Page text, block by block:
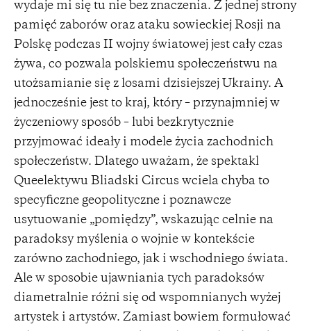
wydaje mi się tu nie bez znaczenia. Z jednej strony
pamięć zaborów oraz ataku sowieckiej Rosji na
Polskę podczas II wojny światowej jest cały czas
żywa, co pozwala polskiemu społeczeństwu na
utożsamianie się z losami dzisiejszej Ukrainy. A
jednocześnie jest to kraj, który – przynajmniej w
życzeniowy sposób – lubi bezkrytycznie
przyjmować ideały i modele życia zachodnich
społeczeństw. Dlatego uważam, że spektakl
Queelektywu Bliadski Circus wciela chyba to
specyficzne geopolityczne i poznawcze
usytuowanie „pomiędzy”, wskazując celnie na
paradoksy myślenia o wojnie w kontekście
zarówno zachodniego, jak i wschodniego świata.
Ale w sposobie ujawniania tych paradoksów
diametralnie różni się od wspomnianych wyżej
artystek i artystów. Zamiast bowiem formułować